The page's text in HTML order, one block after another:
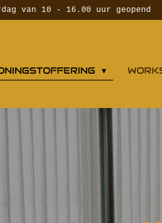
van 10 - 16.00 uur geopend